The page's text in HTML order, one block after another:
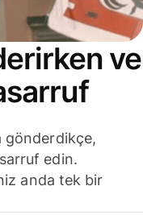
ve
gönderdikçe,
edin.
anda tek bir